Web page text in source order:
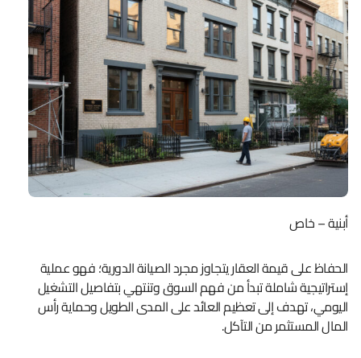
أبنية – خاص
الحفاظ على قيمة العقار يتجاوز مجرد الصيانة الدورية؛ فهو عملية
إستراتيجية شاملة تبدأ من فهم السوق وتنتهي بتفاصيل التشغيل
اليومي، تهدف إلى تعظيم العائد على المدى الطويل وحماية رأس
المال المستثمر من التآكل.